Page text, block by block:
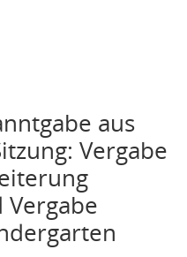
aus
Vergabe